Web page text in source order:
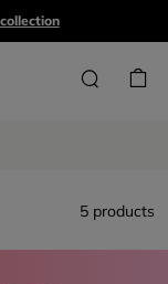
5 products